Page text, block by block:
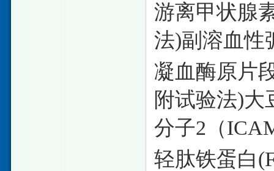
游离甲状腺
法)副溶血性
凝血酶原片
附试验法)大
分子2（
轻肽铁蛋白